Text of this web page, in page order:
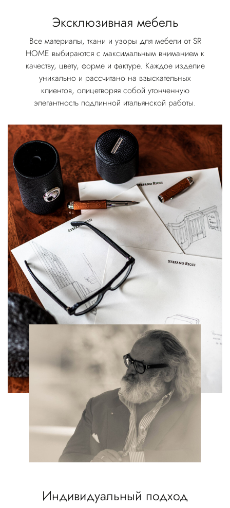
Эксклюзивная мебель
Все материалы, ткани и узоры для мебели от SR
HOME выбираются с максимальным вниманием к
качеству, цвету, форме и фактуре. Каждое изделие
уникально и рассчитано на взыскательных
клиентов, олицетворяя собой утонченную
элегантность подлинной итальянской работы.
Индивидуальный подход